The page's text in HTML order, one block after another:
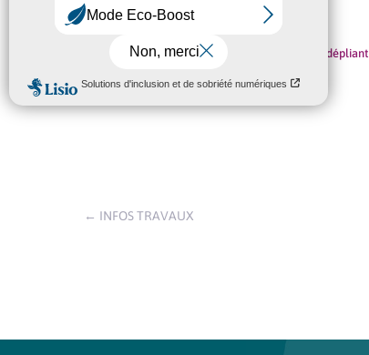
ligneen cliquant ici
Pour plus de détails, téléchargez le dépliant
← INFOS TRAVAUX